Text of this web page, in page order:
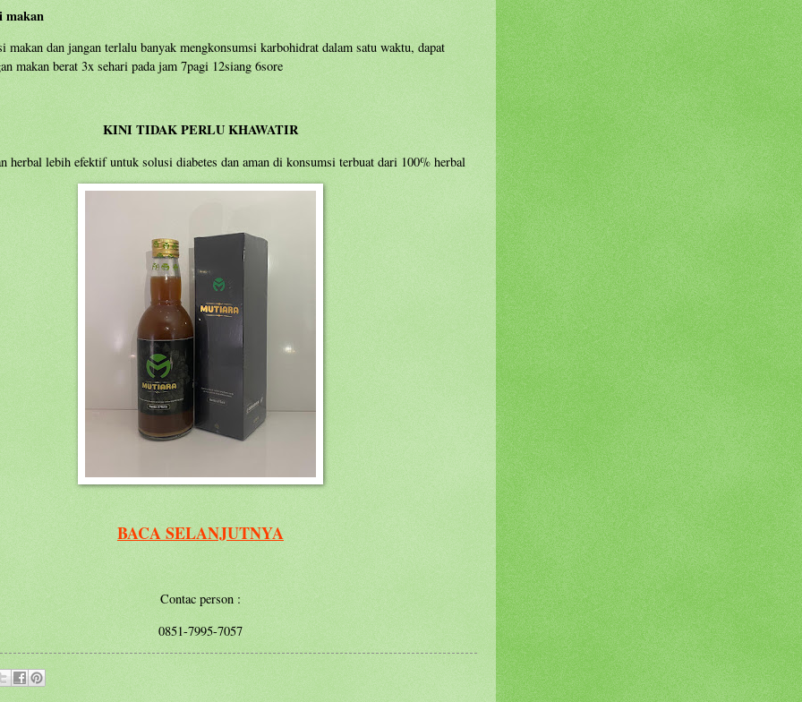
makan
makan dan jangan terlalu banyak mengkonsumsi karbohidrat dalam satu waktu, dapat
makan berat 3x sehari pada jam 7pagi 12siang 6sore
KINI TIDAK PERLU KHAWATIR
herbal lebih efektif untuk solusi diabetes dan aman di konsumsi terbuat dari 100% herbal
BACA SELANJUTNYA
Contac person :
0851-7995-7057